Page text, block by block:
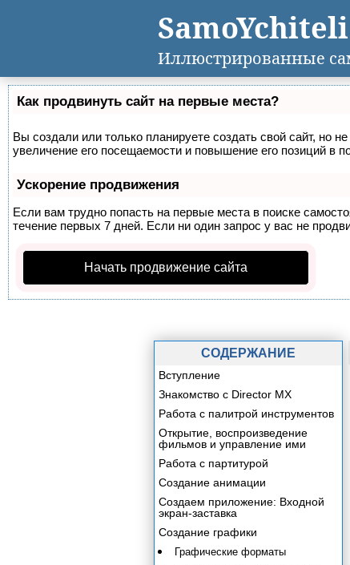
Как продвинуть сайт на первые места?
Вы создали или только планируете создать свой сайт, но
увеличение его посещаемости и повышение его позиций в
Ускорение продвижения
Если вам трудно попасть на первые места в поиске
течение первых 7 дней. Если ни один запрос у вас не
Начать продвижение сайта
СОДЕРЖАНИЕ
Вступление
Знакомство с Director MX
Работа с палитрой инструментов
Открытие, воспроизведение
фильмов и управление ими
Работа с партитурой
Создание анимации
Создаем приложение: Входной
экран-заставка
Создание графики
Графические форматы
Иллюстрированные